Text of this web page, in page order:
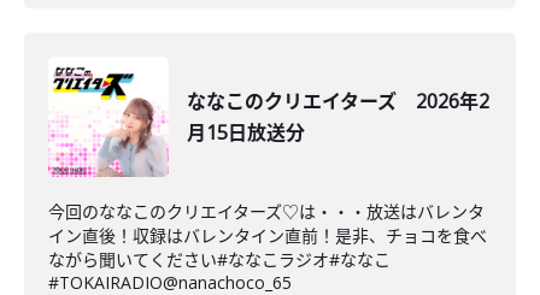
ななこのクリエイターズ 2026年2
月15日放送分
今回のななこのクリエイターズ♡は・・・放送はバレンタ
イン直後！収録はバレンタイン直前！是非、チョコを食べ
ながら聞いてください#ななこラジオ#ななこ
#TOKAIRADIO@nanachoco_65